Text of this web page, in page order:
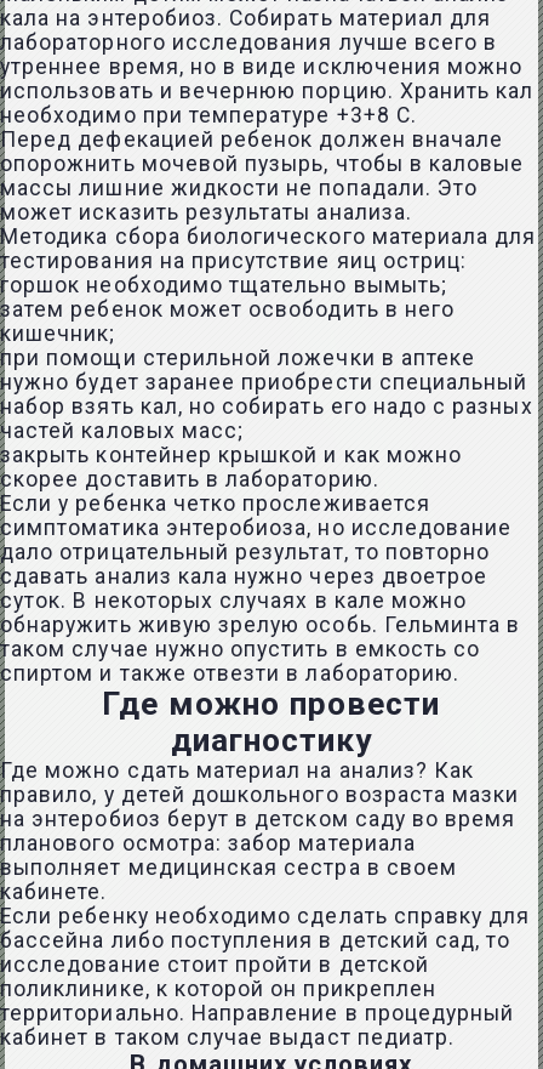
кала на энтеробиоз. Собирать материал для
лабораторного исследования лучше всего в
утреннее время, но в виде исключения можно
использовать и вечернюю порцию. Хранить кал
необходимо при температуре +3+8 С.
Перед дефекацией ребенок должен вначале
опорожнить мочевой пузырь, чтобы в каловые
массы лишние жидкости не попадали. Это
может исказить результаты анализа.
Методика сбора биологического материала для
тестирования на присутствие яиц остриц:
горшок необходимо тщательно вымыть;
затем ребенок может освободить в него
кишечник;
при помощи стерильной ложечки в аптеке
нужно будет заранее приобрести специальный
набор взять кал, но собирать его надо с разных
частей каловых масс;
закрыть контейнер крышкой и как можно
скорее доставить в лабораторию.
Если у ребенка четко прослеживается
симптоматика энтеробиоза, но исследование
дало отрицательный результат, то повторно
сдавать анализ кала нужно через двоетрое
суток. В некоторых случаях в кале можно
обнаружить живую зрелую особь. Гельминта в
таком случае нужно опустить в емкость со
спиртом и также отвезти в лабораторию.
Где можно провести
диагностику
Где можно сдать материал на анализ? Как
правило, у детей дошкольного возраста мазки
на энтеробиоз берут в детском саду во время
планового осмотра: забор материала
выполняет медицинская сестра в своем
кабинете.
Если ребенку необходимо сделать справку для
бассейна либо поступления в детский сад, то
исследование стоит пройти в детской
поликлинике, к которой он прикреплен
территориально. Направление в процедурный
кабинет в таком случае выдаст педиатр.